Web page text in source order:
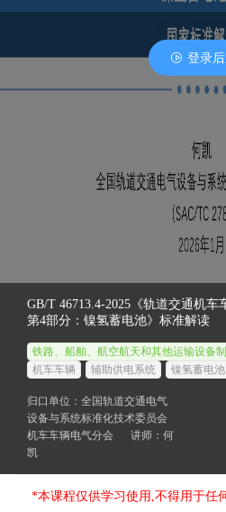
登录
GB/T 46713.4-2025《轨道交通机
第4部分：镍氢蓄电池》标准解读
铁路、船舶、航空航天和其他运输设备
机车车辆
辅助供电系统 镍氢蓄电池
归口单位：全国轨道交通电气
设备与系统标准化技术委员会
机车车辆电气分会
讲师：何
凯
*本课程仅供学习使用,不得用于任